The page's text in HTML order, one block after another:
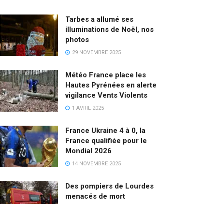
Tarbes a allumé ses
illuminations de Noël, nos
photos
29 NOVEMBRE 2025
Météo France place les
Hautes Pyrénées en alerte
vigilance Vents Violents
1 AVRIL 2025
France Ukraine 4 à 0, la
France qualifiée pour le
Mondial 2026
14 NOVEMBRE 2025
Des pompiers de Lourdes
menacés de mort